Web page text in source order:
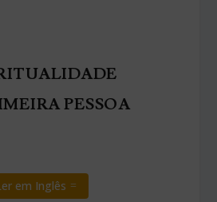
PESSOA
em Inglês